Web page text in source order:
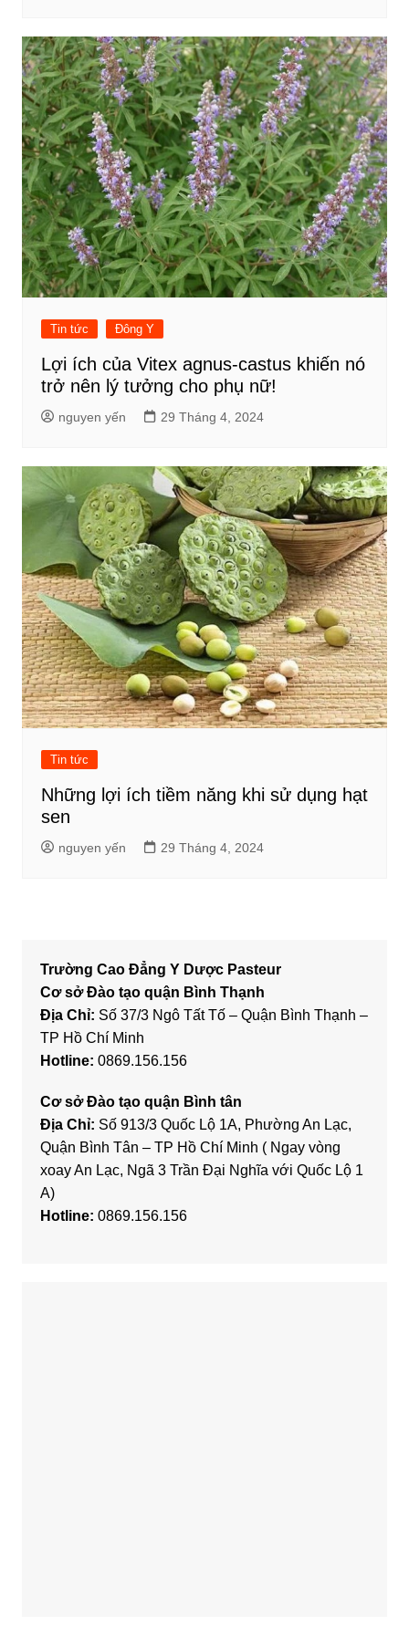
Tin tức Đông Y
Lợi ích của Vitex agnus-castus khiến nó
trở nên lý tưởng cho phụ nữ!
nguyen yến 29 Tháng 4, 2024
Tin tức
Những lợi ích tiềm năng khi sử dụng hạt
sen
nguyen yến 29 Tháng 4, 2024
Trường Cao Đẳng Y Dược Pasteur
Cơ sở Đào tạo quận Bình Thạnh
Địa Chỉ: Số 37/3 Ngô Tất Tố – Quận Bình Thạnh –
TP Hồ Chí Minh
Hotline: 0869.156.156
Cơ sở Đào tạo quận Bình tân
Địa Chỉ: Số 913/3 Quốc Lộ 1A, Phường An Lạc,
Quận Bình Tân – TP Hồ Chí Minh ( Ngay vòng
xoay An Lạc, Ngã 3 Trần Đại Nghĩa với Quốc Lộ 1
A)
Hotline: 0869.156.156